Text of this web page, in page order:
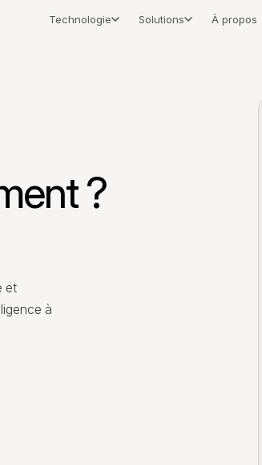
Technologie Solutions
Commerce & centres
Aéroports & pôles de
À propos
?
et
à